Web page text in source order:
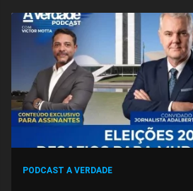
PODCAST A VERDADE